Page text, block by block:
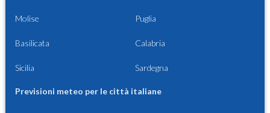
Molise Puglia
Basilicata Calabria
Sicilia Sardegna
Previsioni meteo per le città italiane